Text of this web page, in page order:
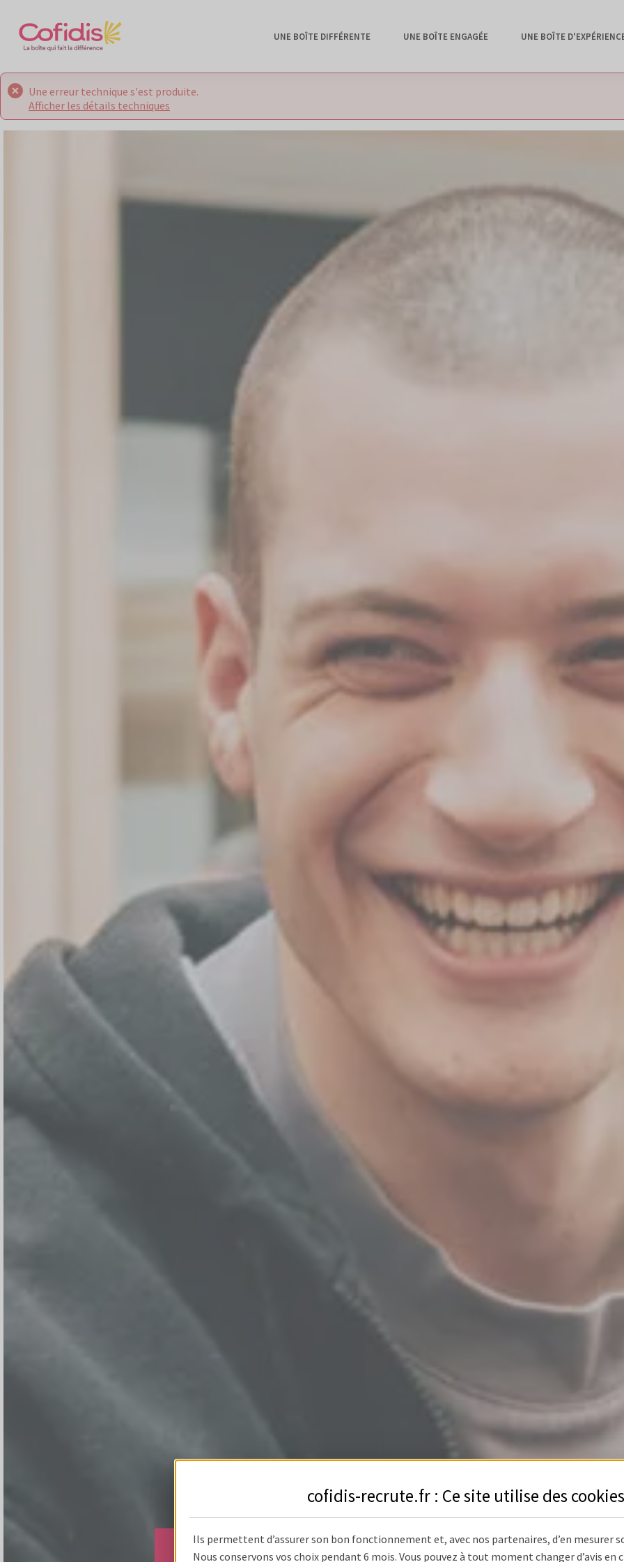
UNE BOÎTE DIFFÉRENTE UNE BOÎTE ENGAGÉE UNE BOÎTE
Une erreur technique s'est produite.
Afficher les détails techniques
cofidis-recrute.fr : Ce site utilise des cookies
Ils permettent d’assurer son bon fonctionnement et, avec nos partenaires, d’en mesurer
Nous conservons vos choix pendant 6 mois. Vous pouvez à tout moment changer d’avis en